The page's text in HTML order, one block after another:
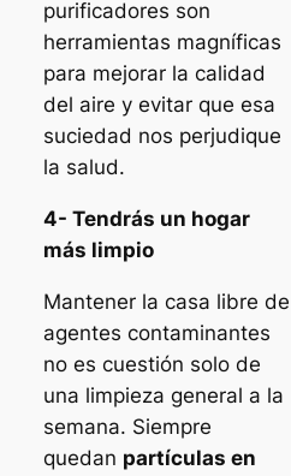
purificadores son
herramientas magníficas
para mejorar la calidad
del aire y evitar que esa
suciedad nos perjudique
la salud.
4- Tendrás un hogar
más limpio
Mantener la casa libre de
agentes contaminantes
no es cuestión solo de
una limpieza general a la
semana. Siempre
quedan partículas en